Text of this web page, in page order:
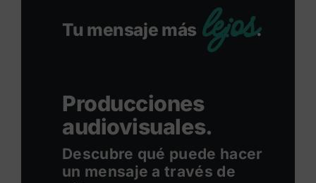
Tu mensaje más lejos.
Producciones
audiovisuales.
Descubre qué puede hacer
un mensaje a través de